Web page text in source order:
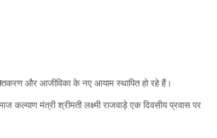
और आजीविका के नए आयाम स्थापित हो रहे हैं।
कल्याण मंत्री श्रीमती लक्ष्मी राजवाड़े एक दिवसीय प्रवास पर